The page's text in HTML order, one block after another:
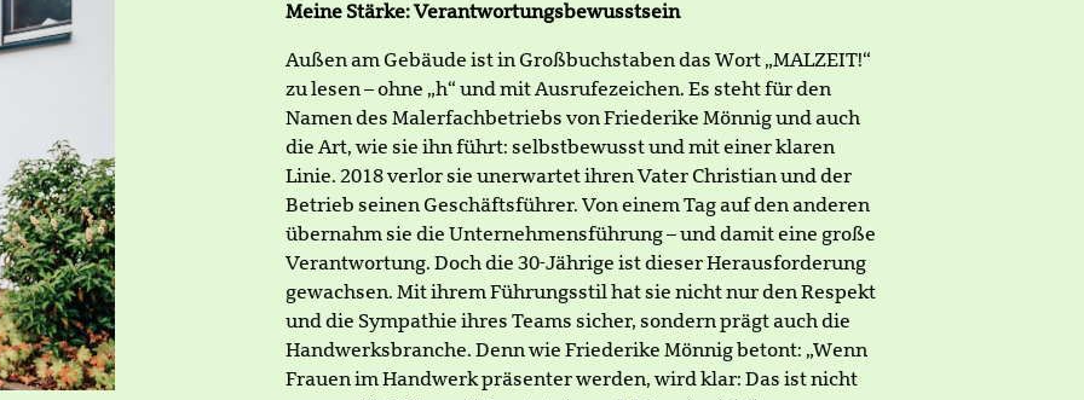
Meine Stärke: Verantwortungsbewusstsein
Außen am Gebäude ist in Großbuchstaben das Wort „MALZEIT!“
zu lesen – ohne „h“ und mit Ausrufezeichen. Es steht für den
Namen des Malerfachbetriebs von Friederike Mönnig und auch
die Art, wie sie ihn führt: selbstbewusst und mit einer klaren
Linie. 2018 verlor sie unerwartet ihren Vater Christian und der
Betrieb seinen Geschäftsführer. Von einem Tag auf den anderen
übernahm sie die Unternehmensführung – und damit eine große
Verantwortung. Doch die 30-Jährige ist dieser Herausforderung
gewachsen. Mit ihrem Führungsstil hat sie nicht nur den Respekt
und die Sympathie ihres Teams sicher, sondern prägt auch die
Handwerksbranche. Denn wie Friederike Mönnig betont: „Wenn
Frauen im Handwerk präsenter werden, wird klar: Das ist nicht